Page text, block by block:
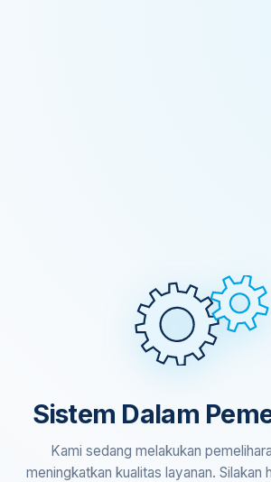
Sistem Dalam
Kami sedang melakukan
meningkatkan kualitas layanan. Silakan